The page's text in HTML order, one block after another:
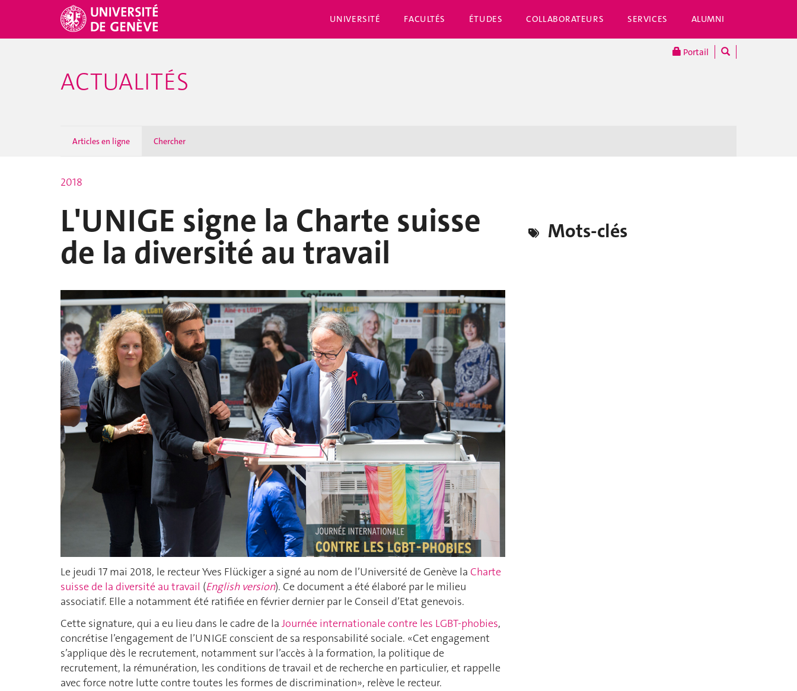
UNIVERSITÉ FACULTÉS ÉTUDES COLLABORATEURS SERVICES ALUMNI
Portail
ACTUALITÉS
Articles en ligne Chercher
2018
L'UNIGE signe la Charte suisse
de la diversité au travail
Le jeudi 17 mai 2018, le recteur Yves Flückiger a signé au nom de l’Université de Genève la Charte
suisse de la diversité au travail (English version). Ce document a été élaboré par le milieu
associatif. Elle a notamment été ratifiée en février dernier par le Conseil d’Etat genevois.
Cette signature, qui a eu lieu dans le cadre de la Journée internationale contre les LGBT-phobies,
concrétise l’engagement de l’UNIGE conscient de sa responsabilité sociale. «Cet engagement
s’applique dès le recrutement, notamment sur l’accès à la formation, la politique de
recrutement, la rémunération, les conditions de travail et de recherche en particulier, et rappelle
avec force notre lutte contre toutes les formes de discrimination», relève le recteur.
Mots-clés